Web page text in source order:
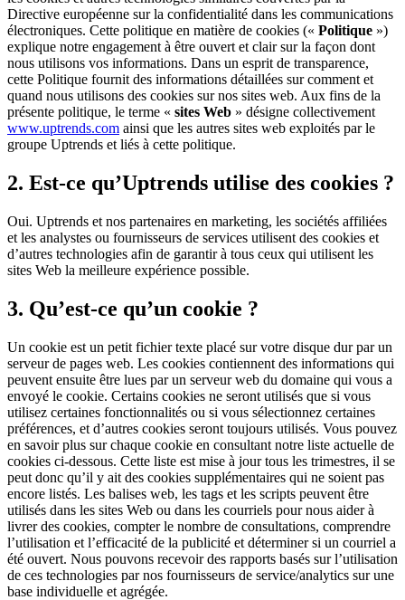
Directive européenne sur la confidentialité dans les communications
électroniques. Cette politique en matière de cookies (« Politique »)
explique notre engagement à être ouvert et clair sur la façon dont
nous utilisons vos informations. Dans un esprit de transparence,
cette Politique fournit des informations détaillées sur comment et
quand nous utilisons des cookies sur nos sites web. Aux fins de la
présente politique, le terme « sites Web » désigne collectivement
www.uptrends.com ainsi que les autres sites web exploités par le
groupe Uptrends et liés à cette politique.
2. Est-ce qu’Uptrends utilise des cookies ?
Oui. Uptrends et nos partenaires en marketing, les sociétés affiliées
et les analystes ou fournisseurs de services utilisent des cookies et
d’autres technologies afin de garantir à tous ceux qui utilisent les
sites Web la meilleure expérience possible.
3. Qu’est-ce qu’un cookie ?
Un cookie est un petit fichier texte placé sur votre disque dur par un
serveur de pages web. Les cookies contiennent des informations qui
peuvent ensuite être lues par un serveur web du domaine qui vous a
envoyé le cookie. Certains cookies ne seront utilisés que si vous
utilisez certaines fonctionnalités ou si vous sélectionnez certaines
préférences, et d’autres cookies seront toujours utilisés. Vous pouvez
en savoir plus sur chaque cookie en consultant notre liste actuelle de
cookies ci-dessous. Cette liste est mise à jour tous les trimestres, il se
peut donc qu’il y ait des cookies supplémentaires qui ne soient pas
encore listés. Les balises web, les tags et les scripts peuvent être
utilisés dans les sites Web ou dans les courriels pour nous aider à
livrer des cookies, compter le nombre de consultations, comprendre
l’utilisation et l’efficacité de la publicité et déterminer si un courriel a
été ouvert. Nous pouvons recevoir des rapports basés sur l’utilisation
de ces technologies par nos fournisseurs de service/analytics sur une
base individuelle et agrégée.